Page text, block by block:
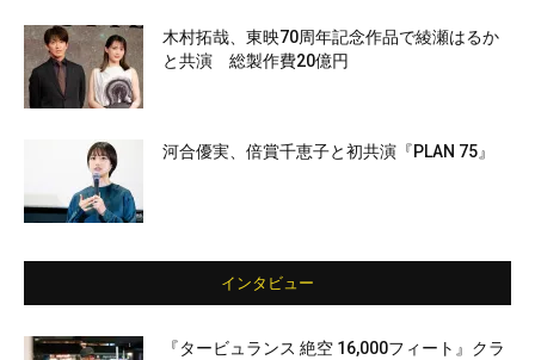
木村拓哉、東映70周年記念作品で綾瀬はるか
と共演 総製作費20億円
河合優実、倍賞千恵子と初共演『PLAN 75』
インタビュー
『タービュランス 絶空 16,000フィート』クラ